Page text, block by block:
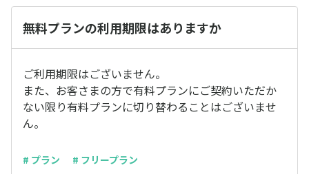
無料プランの利用期限はありますか
ご利用期限はございません。
また、お客さまの方で有料プランにご契約いただか
ない限り有料プランに切り替わることはございませ
ん。
# プラン # フリープラン